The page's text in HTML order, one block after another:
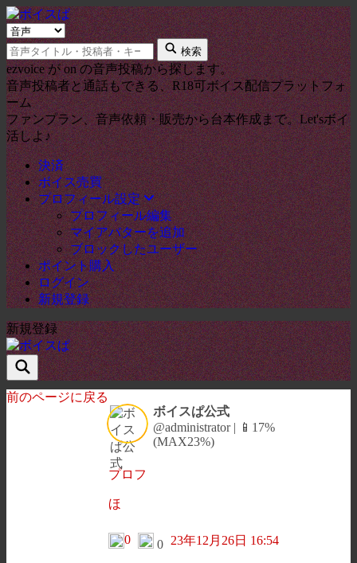
検
索
タ
イ
プ
キ
ー
ワ
ー
ド
検索
ezvoice が on の音声投稿から探します。
音声投稿者と通話もできる、R18可ボイス配信プラットフォ
ーム
ファンプラン、音声依頼・販売から台本作成まで。Let'sボイ
活しよ♪
決済
ボイス売買
プロフィール設定
プロフィール編集
マイアバターを追加
ブロックしたユーザー
ポイント購入
ログイン
新規登録
新規登録
前のページに戻る
プロフ
ボイスぱ公式
@administrator | 📱17%
(MAX23%)
ほ
0 0 23年12月26日 16:54